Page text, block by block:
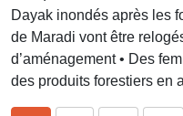
Dayak inondés après les
de Maradi vont être
d’aménagement • Des
des produits forestiers en